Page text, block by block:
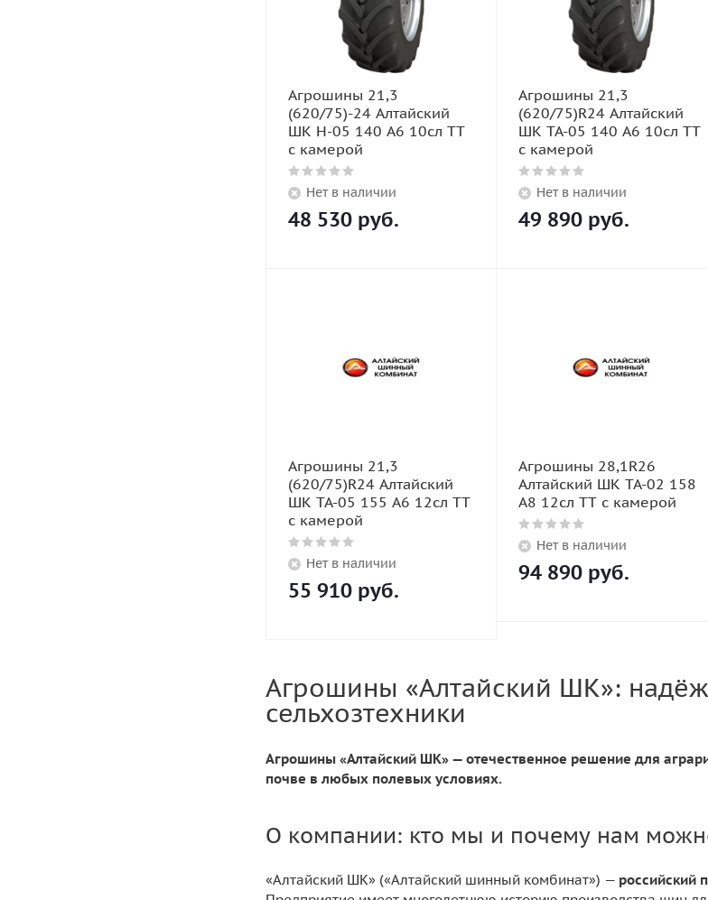
Агрошины 21,3
(620/75)-24 Алтайский
ШК H-05 140 A6 10сл TT
с камерой
Нет в наличии
48 530 руб.
Агрошины 21,3
(620/75)R24 Алтайский
ШК TA-05 140 A6 10сл TT
с камерой
Нет в наличии
49 890 руб.
Агрошины 21,3
(620/75)R24 Алтайский
ШК TA-05 155 A6 12сл TT
с камерой
Нет в наличии
55 910 руб.
Агрошины 28,1R26
Алтайский ШК TA-02 158
A8 12сл TT с камерой
Нет в наличии
94 890 руб.
Агрошины «Алтайский ШК»:
сельхозтехники
Агрошины «Алтайский ШК» — отечественное решение для
почве в любых полевых условиях.
О компании: кто мы и почему нам
«Алтайский ШК» («Алтайский шинный комбинат») — российский